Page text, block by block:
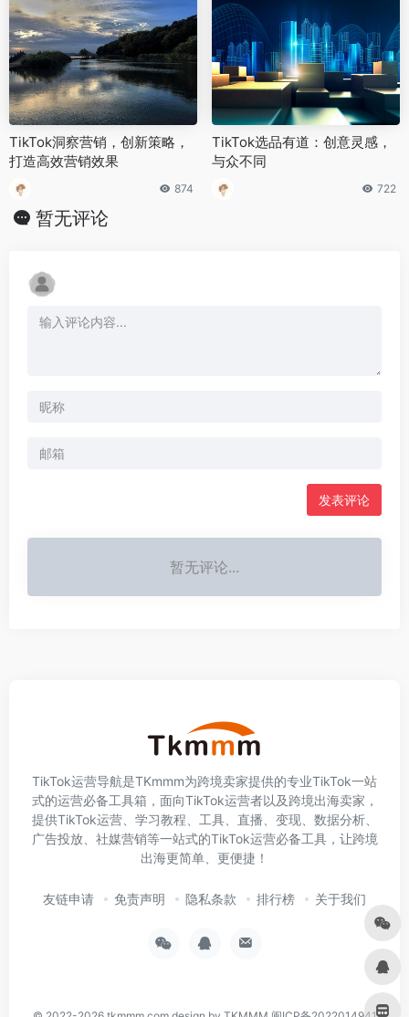
TikTok洞察营销，创新策略，
打造高效营销效果
874
TikTok选品有道：创意灵感，
与众不同
722
暂无评论
发表评论
暂无评论...
TikTok运营导航是TKmmm为跨境卖家提供的专业TikTok一站
式的运营必备工具箱，面向TikTok运营者以及跨境出海卖家，
提供TikTok运营、学习教程、工具、直播、变现、数据分析、
广告投放、社媒营销等一站式的TikTok运营必备工具，让跨境
出海更简单、更便捷！
友链申请 免责声明 隐私条款 排行榜 关于我们